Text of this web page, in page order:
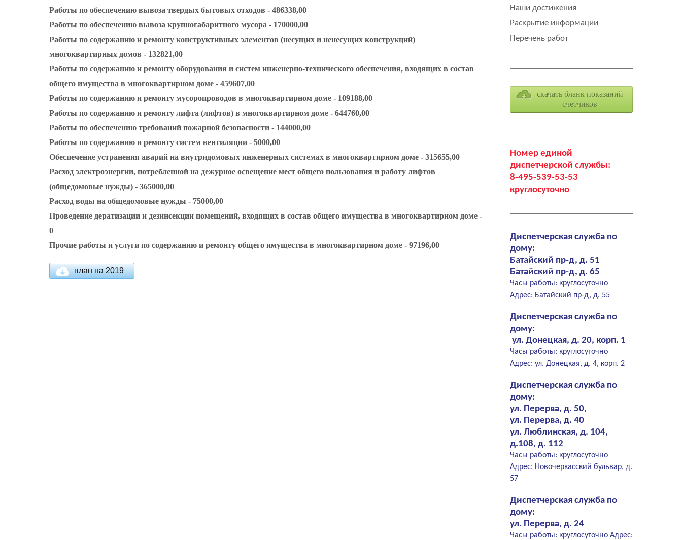
Работы по обеспечению вывоза твердых бытовых отходов - 486338,00
Работы по обеспечению вывоза крупногабаритного мусора - 170000,00
Работы по содержанию и ремонту конструктивных элементов (несущих и ненесущих конструкций)
многоквартирных домов - 132821,00
Работы по содержанию и ремонту оборудования и систем инженерно-технического обеспечения, входящих в состав
общего имущества в многоквартирном доме - 459607,00
Работы по содержанию и ремонту мусоропроводов в многоквартирном доме - 109188,00
Работы по содержанию и ремонту лифта (лифтов) в многоквартирном доме - 644760,00
Работы по обеспечению требований пожарной безопасности - 144000,00
Работы по содержанию и ремонту систем вентиляции - 5000,00
Обеспечение устранения аварий на внутридомовых инженерных системах в многоквартирном доме - 315655,00
Расход электроэнергии, потребленной на дежурное освещение мест общего пользования и работу лифтов
(общедомовые нужды) - 365000,00
Расход воды на общедомовые нужды - 75000,00
Проведение дератизации и дезинсекции помещений, входящих в состав общего имущества в многоквартирном доме -
0
Прочие работы и услуги по содержанию и ремонту общего имущества в многоквартирном доме - 97196,00
план на 2019
Наши достижения
Раскрытие информации
Перечень работ
скачать бланк показаний
счетчиков
Номер единой
диспетчерской службы:
8-495-539-53-53
круглосуточно
Диспетчерская служба по
дому:
Батайский пр-д, д. 51
Батайский пр-д, д. 65
Часы работы: круглосуточно
Адрес: Батайский пр-д, д. 55
Диспетчерская служба по
дому:
ул. Донецкая, д. 20, корп. 1
Часы работы: круглосуточно
Адрес: ул. Донецкая, д. 4, корп. 2
Диспетчерская служба по
дому:
ул. Перерва, д. 50,
ул. Перерва, д. 40
ул. Люблинская, д. 104,
д.108, д. 112
Часы работы: круглосуточно
Адрес: Новочеркасский бульвар, д.
57
Диспетчерская служба по
дому:
ул. Перерва, д. 24
Часы работы: круглосуточно Адрес: